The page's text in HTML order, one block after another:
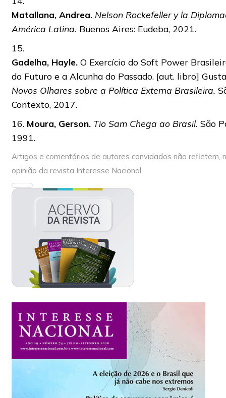
Matallana, Andrea. Nelson Rockefeller y la
América Latina. Buenos Aires: Eudeba, 2021.
15.
Gadelha, Hayle.O Exercício do Soft Power
do Futuro e a Alcunha do Passado. [aut. libro]
Novos Olhares sobre a Política Externa Brasileira.
Contexto, 2017.
16. Moura, Gerson. Tio Sam Chega ao Brasil. São
1991.
Artigos e comentários de autores convidados não refletem,
opinião da revista Interesse Nacional